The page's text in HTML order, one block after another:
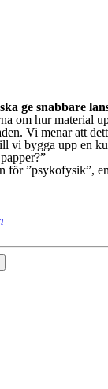
ge snabbare
om hur material
Vi menar att
vi bygga upp en
för ”psykofysik”,